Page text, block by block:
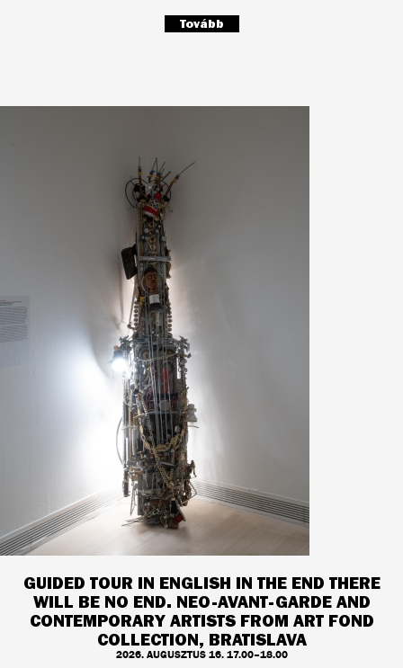
Tovább
GUIDED TOUR IN ENGLISH IN THE END THERE
WILL BE NO END. NEO-AVANT-GARDE AND
CONTEMPORARY ARTISTS FROM ART FOND
COLLECTION, BRATISLAVA
2026. AUGUSZTUS 16. 17.00–18.00